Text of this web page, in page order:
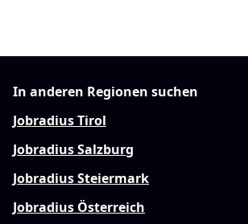
In anderen Regionen suchen
Jobradius Tirol
Jobradius Salzburg
Jobradius Steiermark
Jobradius Österreich